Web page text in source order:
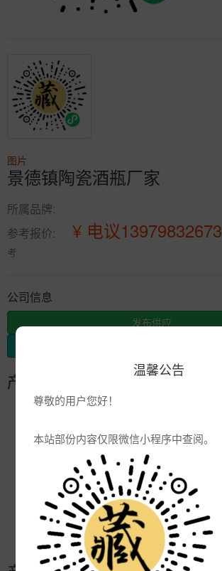
温馨公告
尊敬的用户您好！
本站部份内容仅限微信小程序中查阅。
图片
景德镇陶瓷酒瓶厂家
所属品牌:
参考报价:
¥ 电议13979832673
考
公司信息
发布供应
产品参数
品牌:
景德镇
3077
厂商:
陶瓷杯子定制厂家
更新:
2022-09-26 15:14:38